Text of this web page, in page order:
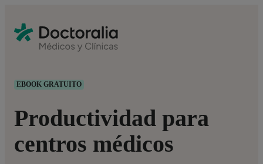
EBOOK GRATUITO
Productividad para
centros médicos